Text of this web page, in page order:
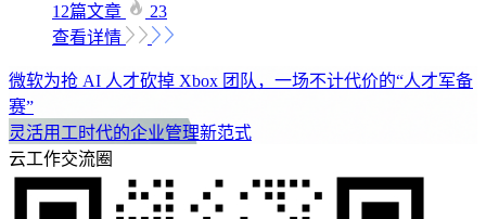
12篇文章
23
查看详情
微软为抢 AI 人才砍掉 Xbox 团队，一场不计代价的“人才军备
赛”
灵活用工时代的企业管理新范式
云工作交流圈